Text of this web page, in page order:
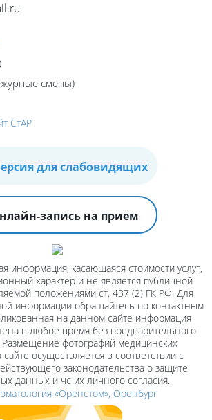
смены)
для слабовидящих
запись на прием
информация, касающаяся стоимости услуг,
характер и не является публичной
положениями ст. 437 (2) ГК РФ. Для
информации обращайтесь по контактным
на данном сайте информация
в любое время без предварительного
фотографий медицинских
осуществляется в соответствии с
законодательства о защите
данных и чс их личного согласия.